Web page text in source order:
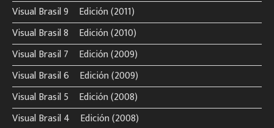
Visual Brasil 9º Edición (2011)
Visual Brasil 8º Edición (2010)
Visual Brasil 7º Edición (2009)
Visual Brasil 6º Edición (2009)
Visual Brasil 5º Edición (2008)
Visual Brasil 4º Edición (2008)